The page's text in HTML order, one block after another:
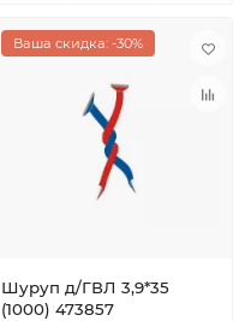
Ваша скидка: -30%
Шуруп д/ГВЛ 3,9*35
(1000) 473857